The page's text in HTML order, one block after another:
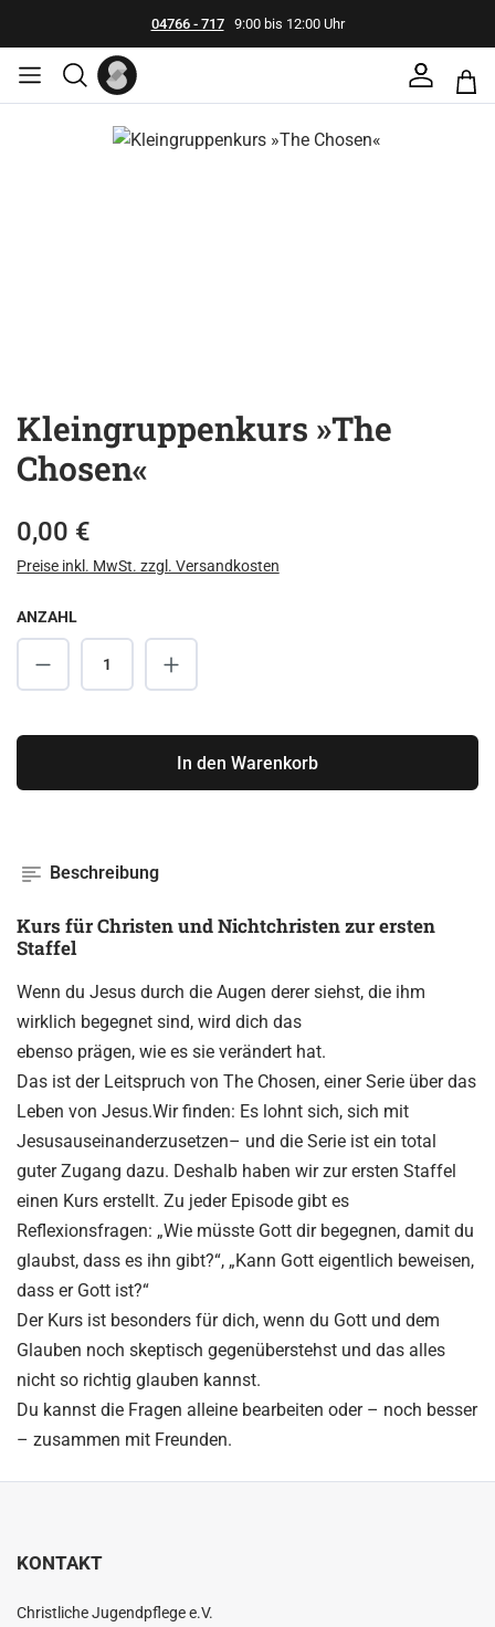
04766 - 7179:00 bis 12:00 Uhr
Bildergalerie überspringen
Kleingruppenkurs »The
Chosen«
Regulärer Preis:
0,00 €
Preise inkl. MwSt. zzgl. Versandkosten
ANZAHL
Produkt Anzahl: Gib den gewünschten
In den Warenkorb
Beschreibung
Kurs für Christen und Nichtchristen zur ersten
Staffel
Wenn du Jesus durch die Augen derer siehst, die ihm
wirklich begegnet sind, wird dich das
ebenso prägen, wie es sie verändert hat.
Das ist der Leitspruch von The Chosen, einer Serie über das
Leben von Jesus.Wir finden: Es lohnt sich, sich mit
Jesusauseinanderzusetzen– und die Serie ist ein total
guter Zugang dazu. Deshalb haben wir zur ersten Staffel
einen Kurs erstellt. Zu jeder Episode gibt es
Reflexionsfragen: „Wie müsste Gott dir begegnen, damit du
glaubst, dass es ihn gibt?“, „Kann Gott eigentlich beweisen,
dass er Gott ist?“
Der Kurs ist besonders für dich, wenn du Gott und dem
Glauben noch skeptisch gegenüberstehst und das alles
nicht so richtig glauben kannst.
Du kannst die Fragen alleine bearbeiten oder – noch besser
– zusammen mit Freunden.
KONTAKT
Christliche Jugendpflege e.V.